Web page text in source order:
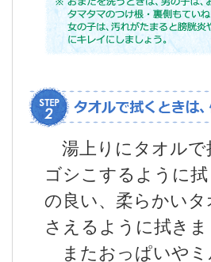
湯上りにタオルで
ゴシこするように
の良い、柔らかい
さえるように拭きま
またおっぱいやミ